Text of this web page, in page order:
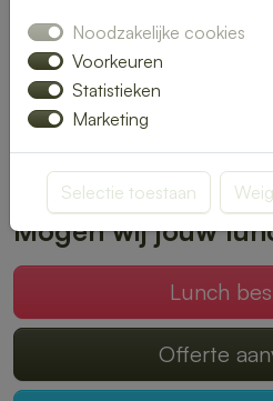
bezorgen in Eppenhuizen en
gerechten. Of je nu kiest voor
frisse salade of een warme
jou op locatie.
Plaats je bestelling online en
heerlijke lunch.
Mogen wij jouw
Lunch
Offerte
Noodzakelijke cookies
Voorkeuren
Statistieken
Marketing
Selectie toestaan